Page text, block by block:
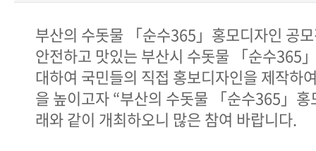
부산의 수돗물 「순수365」홍모디자인 공
안전하고 맛있는 부산시 수돗물 「순수365
대하여 국민들의 직접 홍보디자인을 제작하
을 높이고자 “부산의 수돗물 「순수365」
래와 같이 개최하오니 많은 참여 바랍니다.